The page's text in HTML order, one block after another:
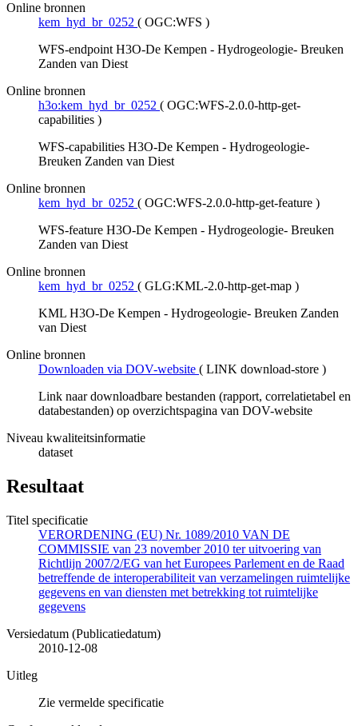
Online bronnen
kem_hyd_br_0252 ( OGC:WFS )
WFS-endpoint H3O-De Kempen - Hydrogeologie- Breuken
Zanden van Diest
Online bronnen
h3o:kem_hyd_br_0252 ( OGC:WFS-2.0.0-http-get-
capabilities )
WFS-capabilities H3O-De Kempen - Hydrogeologie-
Breuken Zanden van Diest
Online bronnen
kem_hyd_br_0252 ( OGC:WFS-2.0.0-http-get-feature )
WFS-feature H3O-De Kempen - Hydrogeologie- Breuken
Zanden van Diest
Online bronnen
kem_hyd_br_0252 ( GLG:KML-2.0-http-get-map )
KML H3O-De Kempen - Hydrogeologie- Breuken Zanden
van Diest
Online bronnen
Downloaden via DOV-website ( LINK download-store )
Link naar downloadbare bestanden (rapport, correlatietabel en
databestanden) op overzichtspagina van DOV-website
Niveau kwaliteitsinformatie
dataset
Resultaat
Titel specificatie
VERORDENING (EU) Nr. 1089/2010 VAN DE
COMMISSIE van 23 november 2010 ter uitvoering van
Richtlijn 2007/2/EG van het Europees Parlement en de Raad
betreffende de interoperabiliteit van verzamelingen ruimtelijke
gegevens en van diensten met betrekking tot ruimtelijke
gegevens
Versiedatum (Publicatiedatum)
2010-12-08
Uitleg
Zie vermelde specificatie